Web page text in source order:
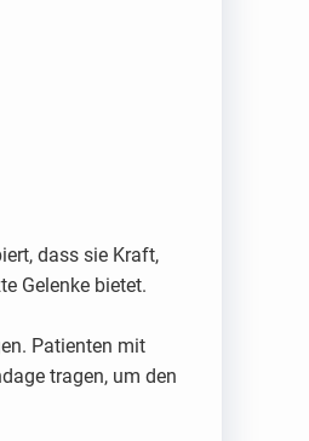
dass sie Kraft,
Gelenke bietet.
Patienten mit
tragen, um den